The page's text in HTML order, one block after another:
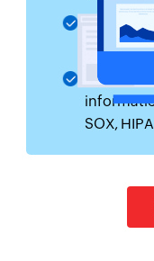
Meer
SOX,